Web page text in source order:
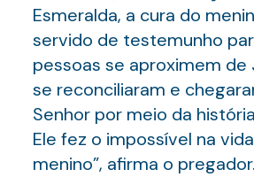
Esmeralda, a cura do
servido de testemunho
pessoas se aproximem de
se reconciliaram e
Senhor por meio da
Ele fez o impossível na
menino”, afirma o pregador.